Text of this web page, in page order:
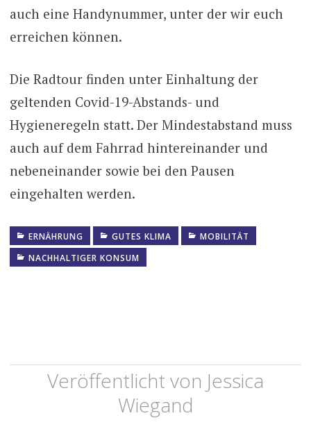
auch eine Handynummer, unter der wir euch
erreichen können.
Die Radtour finden unter Einhaltung der
geltenden Covid-19-Abstands- und
Hygieneregeln statt. Der Mindestabstand muss
auch auf dem Fahrrad hintereinander und
nebeneinander sowie bei den Pausen
eingehalten werden.
ERNÄHRUNG GUTES KLIMA
MOBILITÄT
NACHHALTIGER KONSUM
Veröffentlicht von Jessica
Wiegand